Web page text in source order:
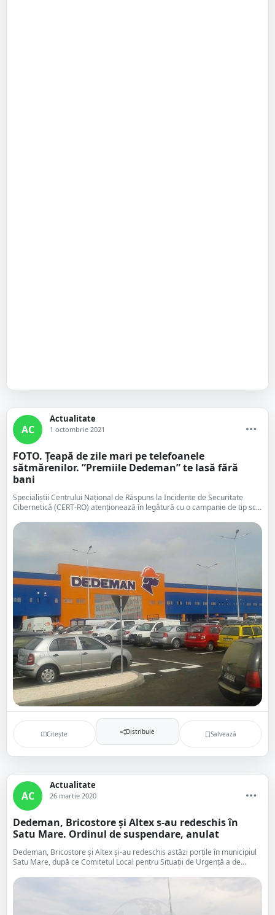
AC
Actualitate
1 octombrie 2021
FOTO. Țeapă de zile mari pe telefoanele
sătmărenilor. ”Premiile Dedeman” te lasă fără
bani
Specialiştii Centrului Naţional de Răspuns la Incidente de Securitate
Cibernetică (CERT-RO) atenţionează în legătură cu o campanie de tip sc...
Citește Distribuie Salvează
AC
Actualitate
26 martie 2020
Dedeman, Bricostore și Altex s-au redeschis în
Satu Mare. Ordinul de suspendare, anulat
Dedeman, Bricostore și Altex și-au redeschis astăzi porțile în municipiul
Satu Mare, după ce Comitetul Local pentru Situații de Urgență a de...